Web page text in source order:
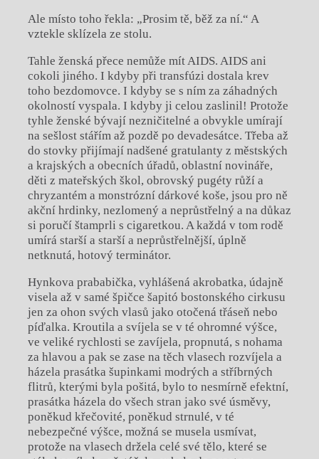
Ale místo toho řekla: „Prosim tě, běž za ní.“ A
vztekle sklízela ze stolu.
Tahle ženská přece nemůže mít AIDS. AIDS ani
cokoli jiného. I kdyby při transfúzi dostala krev
toho bezdomovce. I kdyby se s ním za záhadných
okolností vyspala. I kdyby ji celou zaslinil! Protože
tyhle ženské bývají nezničitelné a obvykle umírají
na sešlost stářím až pozdě po devadesátce. Třeba až
do stovky přijímají nadšené gratulanty z městských
a krajských a obecních úřadů, oblastní novináře,
děti z mateřských škol, obrovský pugéty růží a
chryzantém a monstrózní dárkové koše, jsou pro ně
akční hrdinky, nezlomený a neprůstřelný a na důkaz
si poručí štamprli s cigaretkou. A každá v tom rodě
umírá starší a starší a neprůstřelnější, úplně
netknutá, hotový terminátor.
Hynkova prababička, vyhlášená akrobatka, údajně
visela až v samé špičce šapitó bostonského cirkusu
jen za ohon svých vlasů jako otočená třáseň nebo
píďalka. Kroutila a svíjela se v té ohromné výšce,
ve veliké rychlosti se zavíjela, propnutá, s nohama
za hlavou a pak se zase na těch vlasech rozvíjela a
házela prasátka šupinkami modrých a stříbrných
flitrů, kterými byla pošitá, bylo to nesmírně efektní,
prasátka házela do všech stran jako své úsměvy,
poněkud křečovité, poněkud strnulé, v té
nebezpečné výšce, možná se musela usmívat,
protože na vlasech držela celé své tělo, které se